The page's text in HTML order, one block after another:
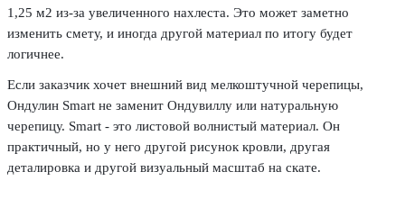
1,25 м2 из-за увеличенного нахлеста. Это может заметно
изменить смету, и иногда другой материал по итогу будет
логичнее.
Если заказчик хочет внешний вид мелкоштучной черепицы,
Ондулин Smart не заменит Ондувиллу или натуральную
черепицу. Smart - это листовой волнистый материал. Он
практичный, но у него другой рисунок кровли, другая
деталировка и другой визуальный масштаб на скате.